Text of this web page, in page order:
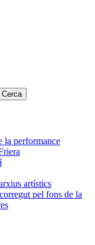
la performance
artístics
pel fons de la